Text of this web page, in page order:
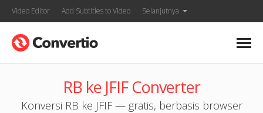
Video Editor Add Subtitles to Video Selanjutnya
RB ke JFIF Converter
Konversi RB ke JFIF — gratis, berbasis browser